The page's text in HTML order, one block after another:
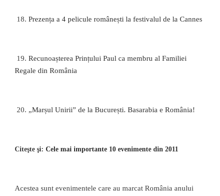
18. Prezența a 4 pelicule românești la festivalul de la Cannes
19. Recunoașterea Prințului Paul ca membru al Familiei
Regale din România
20. „Marșul Unirii” de la București. Basarabia e România!
Citeşte şi: Cele mai importante 10 evenimente din 2011
Acestea sunt evenimentele care au marcat România anului